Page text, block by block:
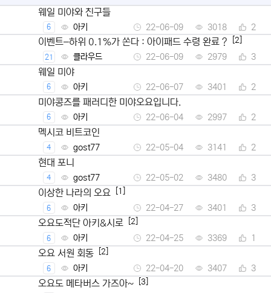
웨일 미야와 친구들
6 아키 22-06-09 3018 2
이벤트–하위 0.1%가 쏜다 : 아이패드 수령 완료 ? [2]
21 클라우드 22-06-09 2979 3
웨일 미야
6 아키 22-06-07 3401 2
미야콩즈를 패러디한 미야오요입니다.
6 아키 22-06-04 2997 2
멕시코 비트코인
4 gost77 22-05-04 3141 2
현대 포니
4 gost77 22-05-02 3480 3
이상한 나라의 오요 [1]
6 아키 22-04-27 3401 3
오요도적단 아키&시로 [2]
6 아키 22-04-25 3369 1
오요 서원 회동 [2]
6 아키 22-04-20 3407 3
오요도 메타버스 가즈아~ [3]